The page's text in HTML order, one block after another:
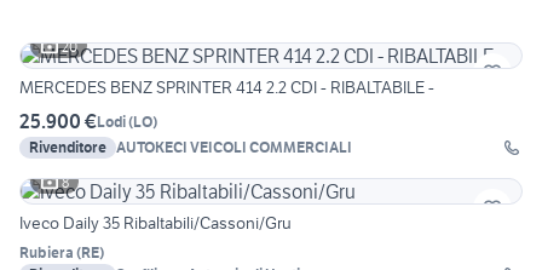
20
MERCEDES BENZ SPRINTER 414 2.2 CDI - RIBALTABILE -
25.900 €Lodi(LO)
Rivenditore AUTOKECI VEICOLI COMMERCIALI
8
Iveco Daily 35 Ribaltabili/Cassoni/Gru
Rubiera (RE)